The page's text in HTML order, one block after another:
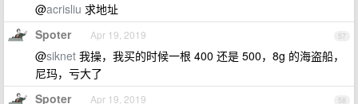
@acrisliu 求地址
57
Spoter Apr 19, 2019
@siknet 我操，我买的时候一根 400 还是 500，8g 的海盗船，
尼玛，亏大了
58
Spoter Apr 19, 2019